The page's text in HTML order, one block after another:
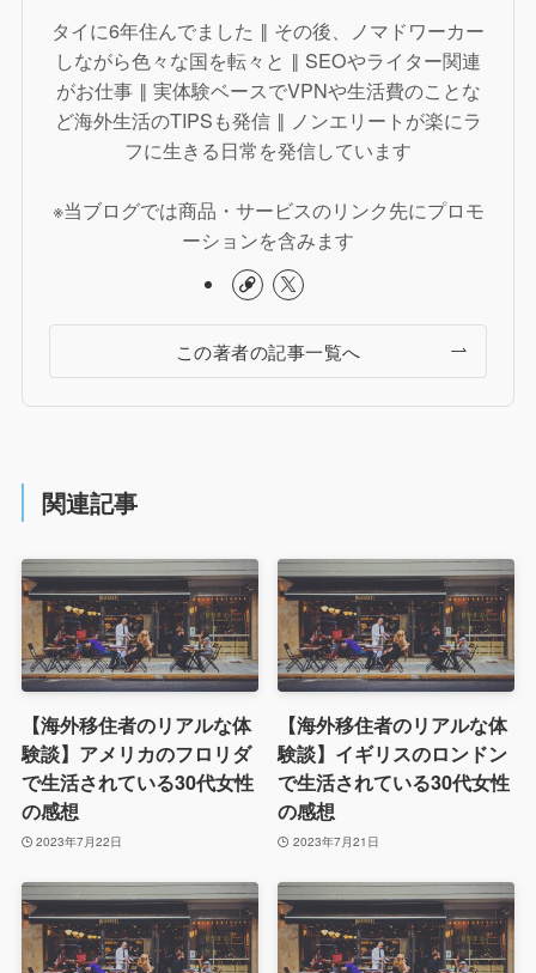
タイに6年住んでました ‖ その後、ノマドワーカー
しながら色々な国を転々と ‖ SEOやライター関連
がお仕事 ‖ 実体験ベースでVPNや生活費のことな
ど海外生活のTIPSも発信 ‖ ノンエリートが楽にラ
フに生きる日常を発信しています
※当ブログでは商品・サービスのリンク先にプロモ
ーションを含みます
この著者の記事一覧へ
関連記事
【海外移住者のリアルな体
験談】アメリカのフロリダ
で生活されている30代女性
の感想
2023年7月22日
【海外移住者のリアルな体
験談】イギリスのロンドン
で生活されている30代女性
の感想
2023年7月21日